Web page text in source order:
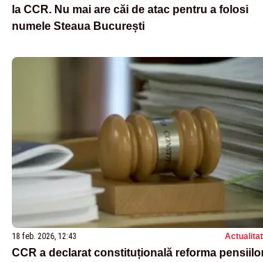
la CCR. Nu mai are căi de atac pentru a folosi
numele Steaua București
18 feb. 2026, 12:43
CCR a declarat constituțională reforma